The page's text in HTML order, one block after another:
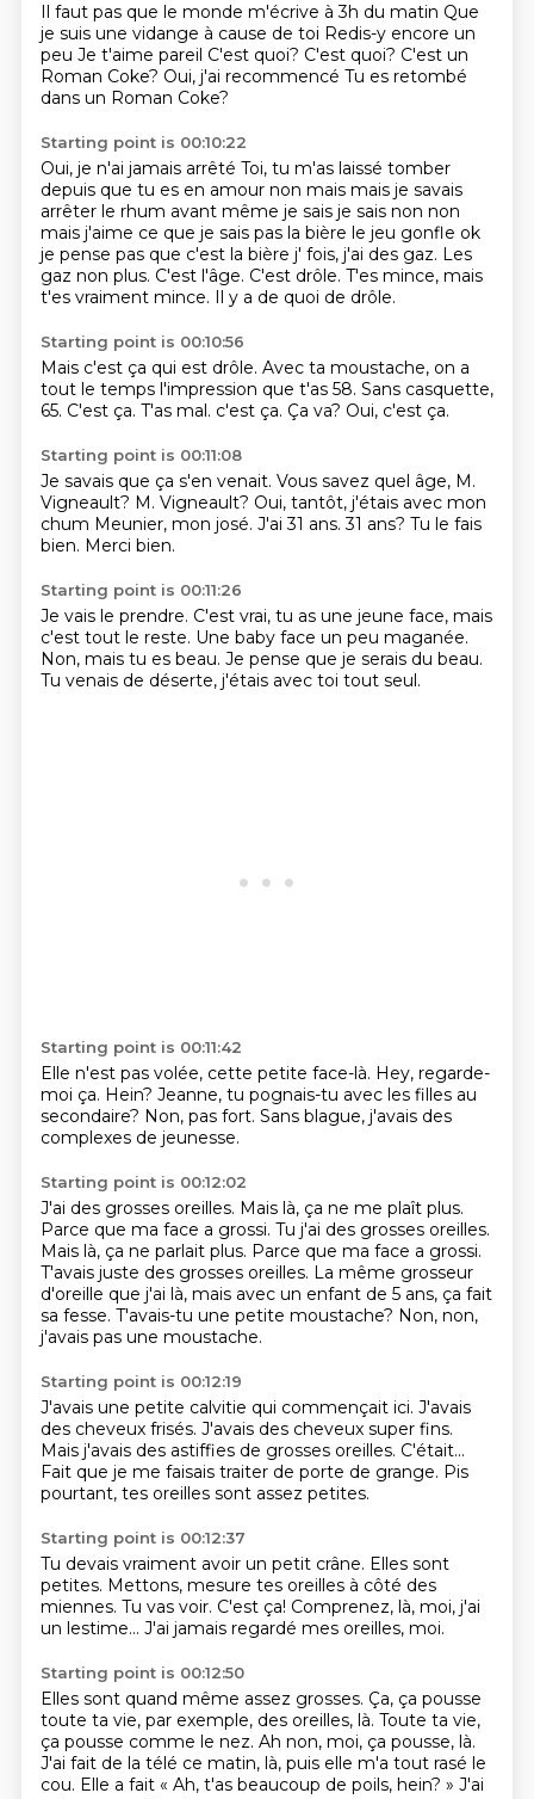
Il faut pas que le monde m'écrive à 3h du matin Que
je suis une vidange à cause de toi Redis-y encore un
peu Je t'aime pareil C'est quoi? C'est quoi? C'est un
Roman Coke? Oui, j'ai recommencé Tu es retombé
dans un Roman Coke?
Starting point is 00:10:22
Oui, je n'ai jamais arrêté Toi, tu m'as laissé tomber
depuis que tu es en amour non mais mais je savais
arrêter le rhum avant même je sais je sais non non
mais j'aime ce que je sais pas la bière le jeu gonfle ok
je pense pas que c'est la bière j' fois, j'ai des gaz. Les
gaz non plus. C'est l'âge. C'est drôle. T'es mince, mais
t'es vraiment mince. Il y a de quoi de drôle.
Starting point is 00:10:56
Mais c'est ça qui est drôle. Avec ta moustache, on a
tout le temps l'impression que t'as 58. Sans casquette,
65. C'est ça. T'as mal. c'est ça. Ça va? Oui, c'est ça.
Starting point is 00:11:08
Je savais que ça s'en venait. Vous savez quel âge, M.
Vigneault? M. Vigneault? Oui, tantôt, j'étais avec mon
chum Meunier, mon josé. J'ai 31 ans.31 ans? Tu le fais
bien. Merci bien.
Starting point is 00:11:26
Je vais le prendre. C'est vrai, tu as une jeune face, mais
c'est tout le reste. Une baby face un peu maganée.
Non, mais tu es beau. Je pense que je serais du beau.
Tu venais de déserte, j'étais avec toi tout seul.
Starting point is 00:11:42
Elle n'est pas volée, cette petite face-là. Hey, regarde-
moi ça. Hein? Jeanne, tu pognais-tu avec les filles au
secondaire? Non, pas fort. Sans blague, j'avais des
complexes de jeunesse.
Starting point is 00:12:02
J'ai des grosses oreilles. Mais là, ça ne me plaît plus.
Parce que ma face a grossi. Tu j'ai des grosses oreilles.
Mais là, ça ne parlait plus. Parce que ma face a grossi.
T'avais juste des grosses oreilles. La même grosseur
d'oreille que j'ai là, mais avec un enfant de 5 ans, ça fait
sa fesse. T'avais-tu une petite moustache? Non, non,
j'avais pas une moustache.
Starting point is 00:12:19
J'avais une petite calvitie qui commençait ici. J'avais
des cheveux frisés. J'avais des cheveux super fins.
Mais j'avais des astiffies de grosses oreilles. C'était...
Fait que je me faisais traiter de porte de grange. Pis
pourtant, tes oreilles sont assez petites.
Starting point is 00:12:37
Tu devais vraiment avoir un petit crâne. Elles sont
petites. Mettons, mesure tes oreilles à côté des
miennes. Tu vas voir. C'est ça! Comprenez, là, moi, j'ai
un lestime... J'ai jamais regardé mes oreilles, moi.
Starting point is 00:12:50
Elles sont quand même assez grosses. Ça, ça pousse
toute ta vie, par exemple, des oreilles, là. Toute ta vie,
ça pousse comme le nez. Ah non, moi, ça pousse, là.
J'ai fait de la télé ce matin, là, puis elle m'a tout rasé le
cou. Elle a fait « Ah, t'as beaucoup de poils, hein? » J'ai